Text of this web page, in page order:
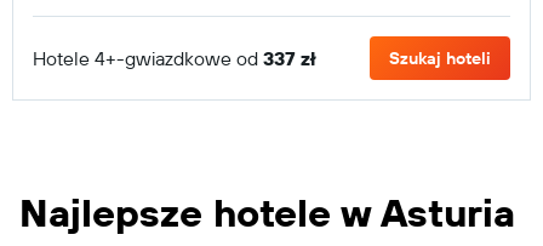
Hotele 4+-gwiazdkowe od 337 zł Szukaj hoteli
Najlepsze hotele w Asturia